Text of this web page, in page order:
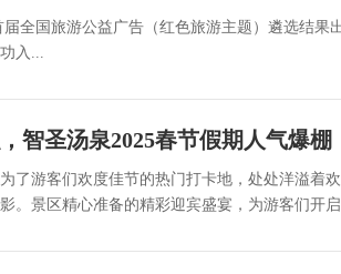
全国旅游公益广告（红色旅游主题）遴选结
入...
智圣汤泉2025春节假期人气爆棚
了游客们欢度佳节的热门打卡地，处处洋溢着
。景区精心准备的精彩迎宾盛宴，为游客们开